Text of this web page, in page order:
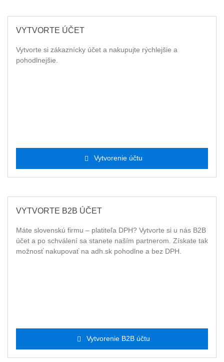
VYTVORTE ÚČET
Vytvorte si zákaznícky účet a nakupujte rýchlejšie a
pohodlnejšie.
Vytvorenie účtu
VYTVORTE B2B ÚČET
Máte slovenskú firmu – platiteľa DPH? Vytvorte si u nás B2B
účet a po schválení sa stanete naším partnerom. Získate tak
možnosť nakupovať na adh.sk pohodlne a bez DPH.
Vytvorenie B2B účtu